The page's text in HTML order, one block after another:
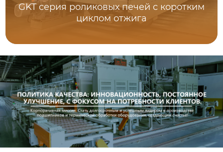
GKT серия роликовых печей с коротким
циклом отжига